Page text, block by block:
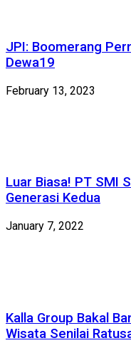
JPI: Boomerang
Dewa19
February 13, 2023
Luar Biasa! PT SMI
Generasi Kedua
January 7, 2022
Kalla Group Bakal
Wisata Senilai